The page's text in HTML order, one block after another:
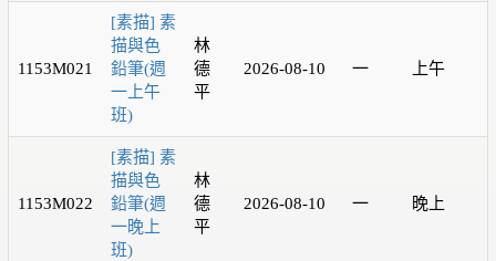
1153M021
[素描] 素
描與色
鉛筆(週
一上午
班)
林
德
平
2026-08-10 一 上午
1153M022
[素描] 素
描與色
鉛筆(週
一晚上
班)
林
德
平
2026-08-10 一 晚上